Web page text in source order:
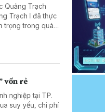
Quảng Trạch
Trạch I đã thực
trọng trong quá
vốn rẻ
nghiệp tại TP.
suy yếu, chi phí